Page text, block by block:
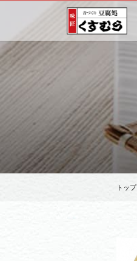
トップ